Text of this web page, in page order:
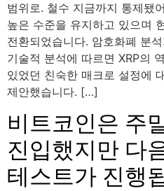
범위로. 철수 지금까지 통제됐
높은 수준을 유지하고 있으며
전환되었습니다. 암호화폐 분
기술적 분석에 따르면 XRP의
있었던 친숙한 매크로 설정에
제안했습니다. […]
비트코인은 주
진입했지만 다
테스트가 진행